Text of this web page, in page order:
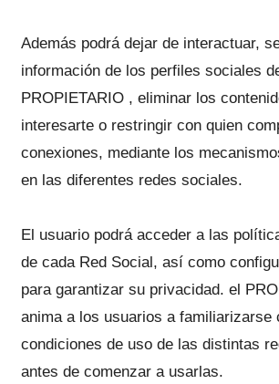
Además podrá dejar de interactuar,
información de los perfiles sociales
PROPIETARIO , eliminar los
interesarte o restringir con quien
conexiones, mediante los
en las diferentes redes sociales.
El usuario podrá acceder a las
de cada Red Social, así como
para garantizar su privacidad. el
anima a los usuarios a familiarizarse
condiciones de uso de las distintas
antes de comenzar a usarlas.